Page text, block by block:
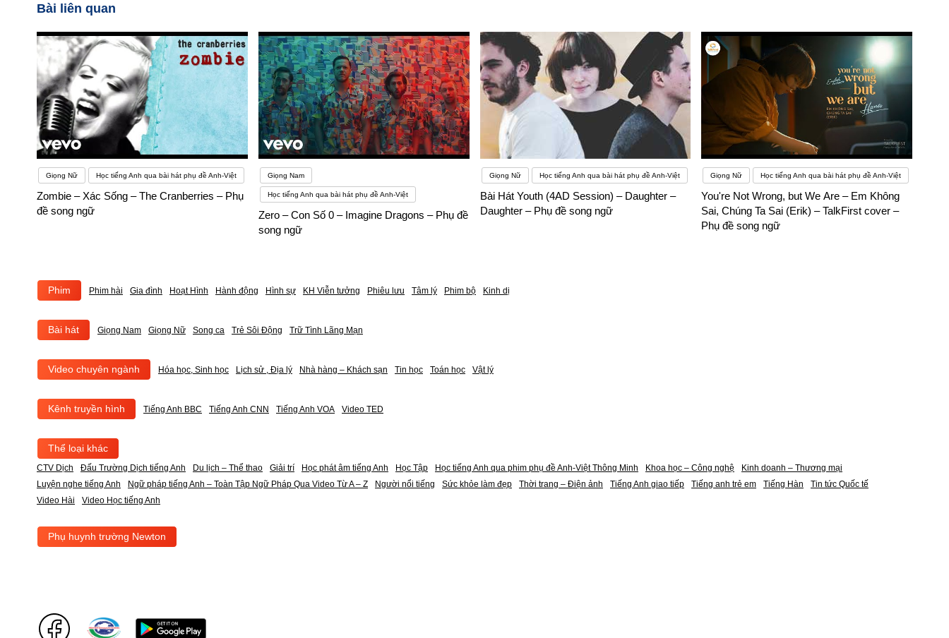
Bài liên quan
Giọng Nữ Học tiếng Anh qua bài hát phụ đề Anh-Việt
Zombie – Xác Sống – The Cranberries – Phụ
đề song ngữ
Giọng Nam
Học tiếng Anh qua bài hát phụ đề Anh-Việt
Zero – Con Số 0 – Imagine Dragons – Phụ đề
song ngữ
Giọng Nữ Học tiếng Anh qua bài hát phụ đề Anh-Việt
Bài Hát Youth (4AD Session) – Daughter –
Daughter – Phụ đề song ngữ
Giọng Nữ Học tiếng Anh qua bài hát phụ đề Anh-Việt
You're Not Wrong, but We Are – Em Không
Sai, Chúng Ta Sai (Erik) – TalkFirst cover –
Phụ đề song ngữ
Phim Phim hài Gia đình Hoạt Hình Hành động Hình sự KH Viễn tưởng Phiêu lưu Tâm lý Phim bộ Kinh dị
Bài hát Giọng Nam Giọng Nữ Song ca Trẻ Sôi Động Trữ Tình Lãng Mạn
Video chuyên ngành Hóa học, Sinh học Lịch sử , Địa lý Nhà hàng – Khách sạn Tin học Toán học Vật lý
Kênh truyền hình Tiếng Anh BBC Tiếng Anh CNN Tiếng Anh VOA Video TED
Thể loại khác
CTV Dịch Đấu Trường Dịch tiếng Anh Du lịch – Thể thao Giải trí Học phát âm tiếng Anh Học Tập Học tiếng Anh qua phim phụ đề Anh-Việt Thông Minh Khoa học – Công nghệ
Kinh doanh – Thương mại
Luyện nghe tiếng Anh
Ngữ pháp tiếng Anh – Toàn Tập Ngữ Pháp Qua Video Từ A – Z Người nổi tiếng Sức khỏe làm đẹp Thời trang – Điện ảnh Tiếng Anh giao tiếp Tiếng anh trẻ em Tiếng Hàn
Tin tức Quốc tế
Video Hài
Video Học tiếng Anh
Phụ huynh trường Newton